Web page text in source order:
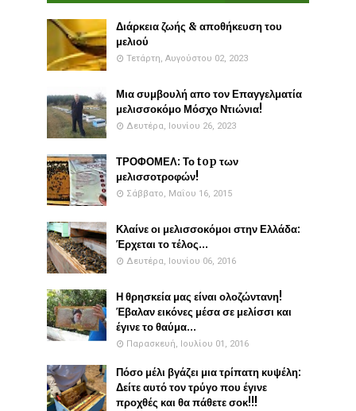
Διάρκεια ζωής & αποθήκευση του
μελιού
Τετάρτη, Αυγούστου 02, 2023
Μια συμβουλή απο τον Επαγγελματία
μελισσοκόμο Μόσχο Ντιώνια!
Δευτέρα, Ιουνίου 26, 2023
ΤΡΟΦΟΜΕΛ: Το top των
μελισσοτροφών!
Σάββατο, Μαΐου 16, 2015
Κλαίνε οι μελισσοκόμοι στην Ελλάδα:
Έρχεται το τέλος...
Δευτέρα, Ιουνίου 06, 2016
Η θρησκεία μας είναι ολοζώντανη!
Έβαλαν εικόνες μέσα σε μελίσσι και
έγινε το θαύμα...
Παρασκευή, Ιουλίου 01, 2016
Πόσο μέλι βγάζει μια τρίπατη κυψέλη:
Δείτε αυτό τον τρύγο που έγινε
προχθές και θα πάθετε σοκ!!!